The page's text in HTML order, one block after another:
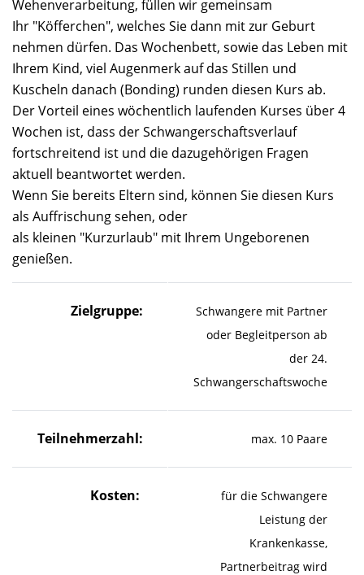
Wehenverarbeitung, füllen wir gemeinsam
Ihr "Köfferchen", welches Sie dann mit zur Geburt
nehmen dürfen. Das Wochenbett, sowie das Leben mit
Ihrem Kind, viel Augenmerk auf das Stillen und
Kuscheln danach (Bonding) runden diesen Kurs ab.
Der Vorteil eines wöchentlich laufenden Kurses über 4
Wochen ist, dass der Schwangerschaftsverlauf
fortschreitend ist und die dazugehörigen Fragen
aktuell beantwortet werden.
Wenn Sie bereits Eltern sind, können Sie diesen Kurs
als Auffrischung sehen, oder
als kleinen "Kurzurlaub" mit Ihrem Ungeborenen
genießen.
Zielgruppe:
Schwangere mit Partner
oder Begleitperson ab
der 24.
Schwangerschaftswoche
Teilnehmerzahl: max. 10 Paare
Kosten:
für die Schwangere
Leistung der
Krankenkasse,
Partnerbeitrag wird